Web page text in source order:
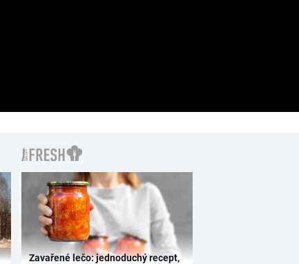
Zavařené lečo: jednoduchý recept,